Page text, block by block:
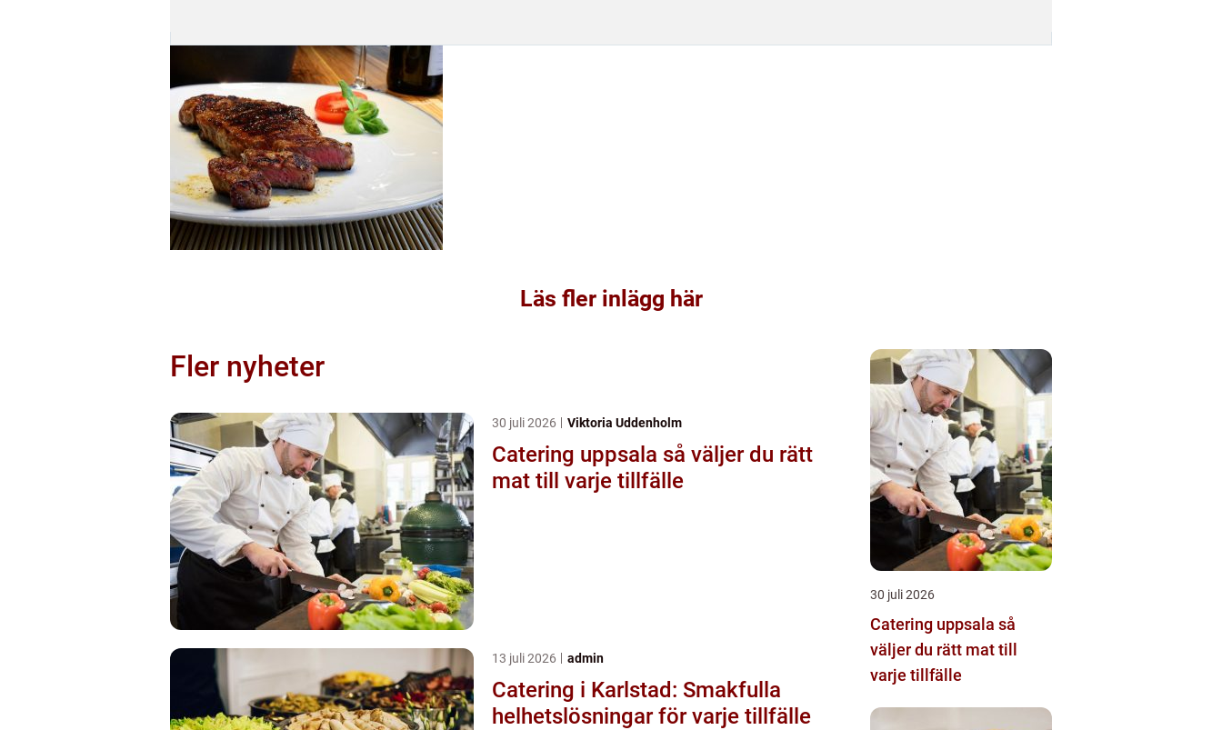
Läs fler inlägg här
Fler nyheter
30 juli 2026 Viktoria Uddenholm
Catering uppsala så väljer du rätt
mat till varje tillfälle
13 juli 2026 admin
Catering i Karlstad: Smakfulla
helhetslösningar för varje tillfälle
30 juli 2026
Catering uppsala så
väljer du rätt mat till
varje tillfälle